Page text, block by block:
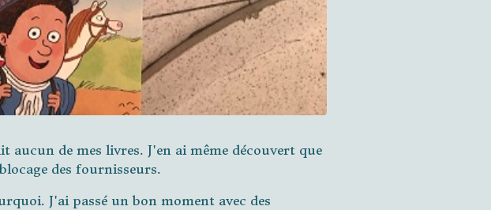
de mes livres. J'en ai même découvert que
des fournisseurs.
J'ai passé un bon moment avec des